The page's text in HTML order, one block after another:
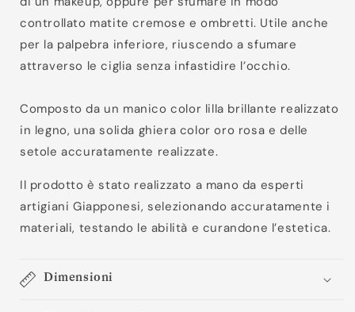
controllato matite cremose e ombretti. Utile anche
per la palpebra inferiore, riuscendo a sfumare
attraverso le ciglia senza infastidire l’occhio.
Composto da un manico color lilla brillante realizzato
in legno, una solida ghiera color oro rosa e delle
setole accuratamente realizzate.
Il prodotto è stato realizzato a mano da esperti
artigiani Giapponesi, selezionando accuratamente i
materiali, testando le abilità e curandone l’estetica.
Dimensioni